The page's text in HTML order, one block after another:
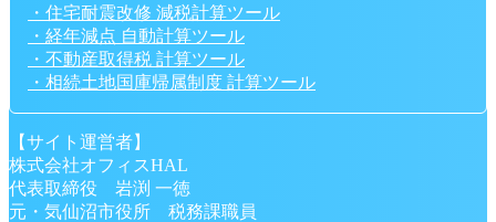
・住宅耐震改修 減税計算ツール
・経年減点 自動計算ツール
・不動産取得税 計算ツール
・相続土地国庫帰属制度 計算ツール
【サイト運営者】
株式会社オフィスHAL
代表取締役 岩渕 一徳
元・気仙沼市役所 税務課職員